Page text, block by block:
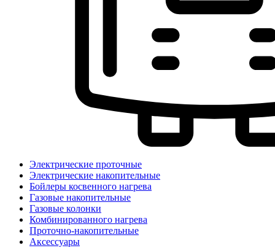
Электрические проточные
Электрические накопительные
Бойлеры косвенного нагрева
Газовые накопительные
Газовые колонки
Комбинированного нагрева
Проточно-накопительные
Аксессуары